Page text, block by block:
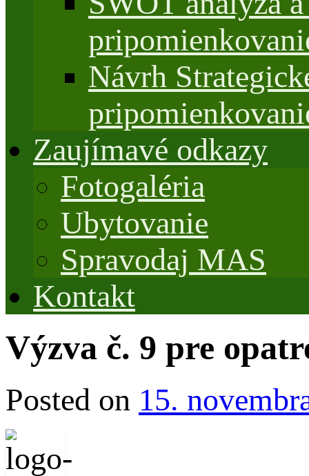
Návrh
Zaujímavé odkazy
Fotogaléria
Ubytovanie
Spravodaj MAS
Kontakt
Výzva č. 9 pre
Posted on 15.